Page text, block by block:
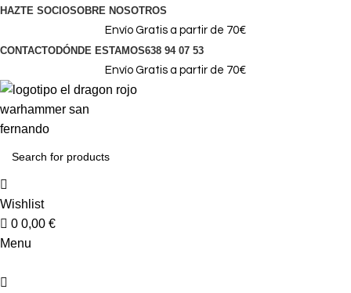
HAZTE SOCIOSOBRE NOSOTROS
Envío Gratis a partir de 70€
CONTACTODÓNDE ESTAMOS638 94 07 53
Envío Gratis a partir de 70€
Wishlist
0 0,00 €
Menu